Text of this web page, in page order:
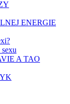
ENERGIE
A TAO